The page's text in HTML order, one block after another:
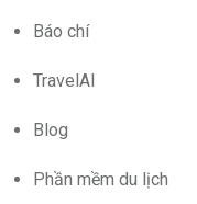
Báo chí
TravelAI
Blog
Phần mềm du lịch